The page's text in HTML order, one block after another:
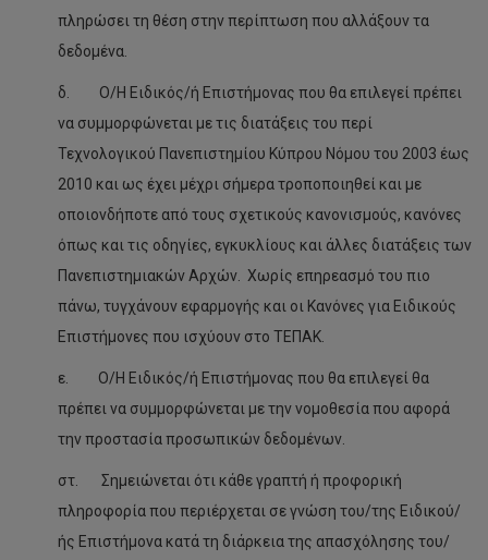
πληρώσει τη θέση στην περίπτωση που αλλάξουν τα
δεδομένα.
δ. Ο/Η Ειδικός/ή Επιστήμονας που θα επιλεγεί πρέπει
να συμμορφώνεται με τις διατάξεις του περί
Τεχνολογικού Πανεπιστημίου Κύπρου Νόμου του 2003 έως
2010 και ως έχει μέχρι σήμερα τροποποιηθεί και με
οποιονδήποτε από τους σχετικούς κανονισμούς, κανόνες
όπως και τις οδηγίες, εγκυκλίους και άλλες διατάξεις των
Πανεπιστημιακών Αρχών. Χωρίς επηρεασμό του πιο
πάνω, τυγχάνουν εφαρμογής και οι Κανόνες για Ειδικούς
Επιστήμονες που ισχύουν στο ΤΕΠΑΚ.
ε. Ο/Η Ειδικός/ή Επιστήμονας που θα επιλεγεί θα
πρέπει να συμμορφώνεται με την νομοθεσία που αφορά
την προστασία προσωπικών δεδομένων.
στ. Σημειώνεται ότι κάθε γραπτή ή προφορική
πληροφορία που περιέρχεται σε γνώση του/της Ειδικού/
ής Επιστήμονα κατά τη διάρκεια της απασχόλησης του/